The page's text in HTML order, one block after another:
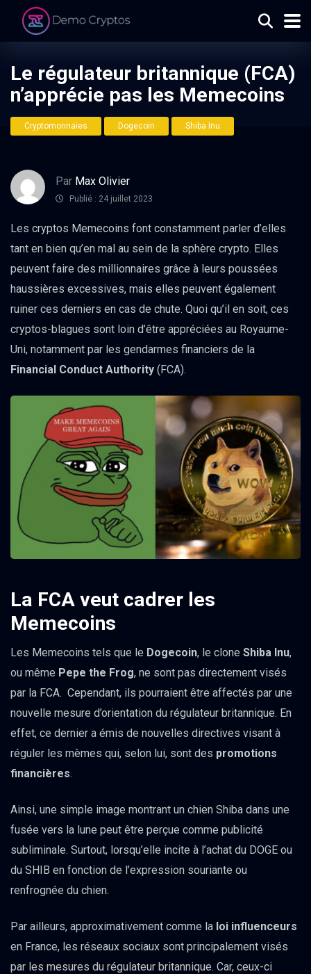
Le régulateur britannique (FCA)
n’apprécie pas les Memecoins
Cryptomonnaies Dogecoin Shiba Inu
Par Max Olivier
Publié : 24 juillet 2023
Les cryptos Memecoins font constamment parler d’elles
tant en bien qu’en mal au sein de la sphère crypto. Elles
peuvent faire des millionnaires grâce à leurs poussées
haussières excessives, mais elles peuvent également
ruiner ces derniers en cas de chute. Quoi qu’il en soit, ces
cryptos-blagues sont loin d’être appréciées au Royaume-
Uni, notamment par les gendarmes financiers de la
Financial Conduct Authority (FCA).
La FCA veut cadrer les
Memecoins
Les Memecoins tels que le Dogecoin, le clone Shiba Inu,
ou même Pepe the Frog, ne sont pas directement visés
par la FCA. Cependant, ils pourraient être affectés par une
nouvelle mesure d’orientation du régulateur britannique. En
effet, ce dernier a émis de nouvelles directives visant à
réguler les mèmes qui, selon lui, sont des promotions
financières.
Ainsi, une simple image montrant un chien Shiba dans une
fusée vers la lune peut être perçue comme publicité
subliminale. Surtout, lorsqu’elle incite à l’achat du DOGE ou
du SHIB en fonction de l’expression souriante ou
renfrognée du chien.
Par ailleurs, approximativement comme la loi influenceurs
en France, les réseaux sociaux sont principalement visés
par les mesures du régulateur britannique. Car, ceux-ci